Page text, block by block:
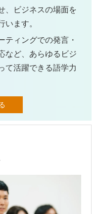
、ビジネスの場面を
います。
ティングでの発言・
など、あらゆるビジ
て活躍できる語学力